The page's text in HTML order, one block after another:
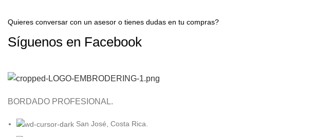
Quieres conversar con un asesor o tienes dudas en tu compras?
Síguenos en Facebook
BORDADO PROFESIONAL.
San José, Costa Rica.